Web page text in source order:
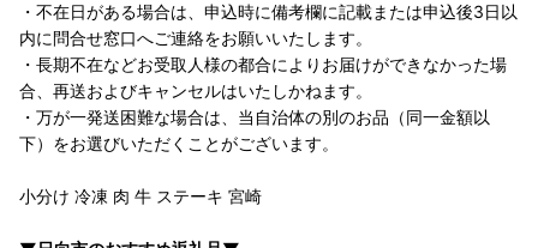
・不在日がある場合は、申込時に備考欄に記載または申込後3日以
内に問合せ窓口へご連絡をお願いいたします。
・長期不在などお受取人様の都合によりお届けができなかった場
合、再送およびキャンセルはいたしかねます。
・万が一発送困難な場合は、当自治体の別のお品（同一金額以
下）をお選びいただくことがございます。
小分け 冷凍 肉 牛 ステーキ 宮崎